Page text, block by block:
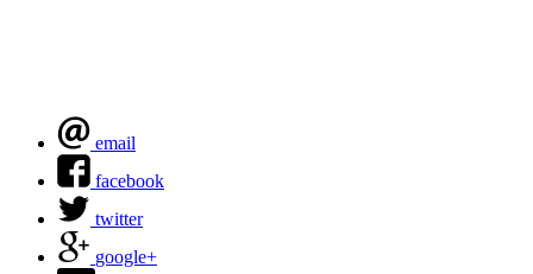
email
facebook
twitter
google+